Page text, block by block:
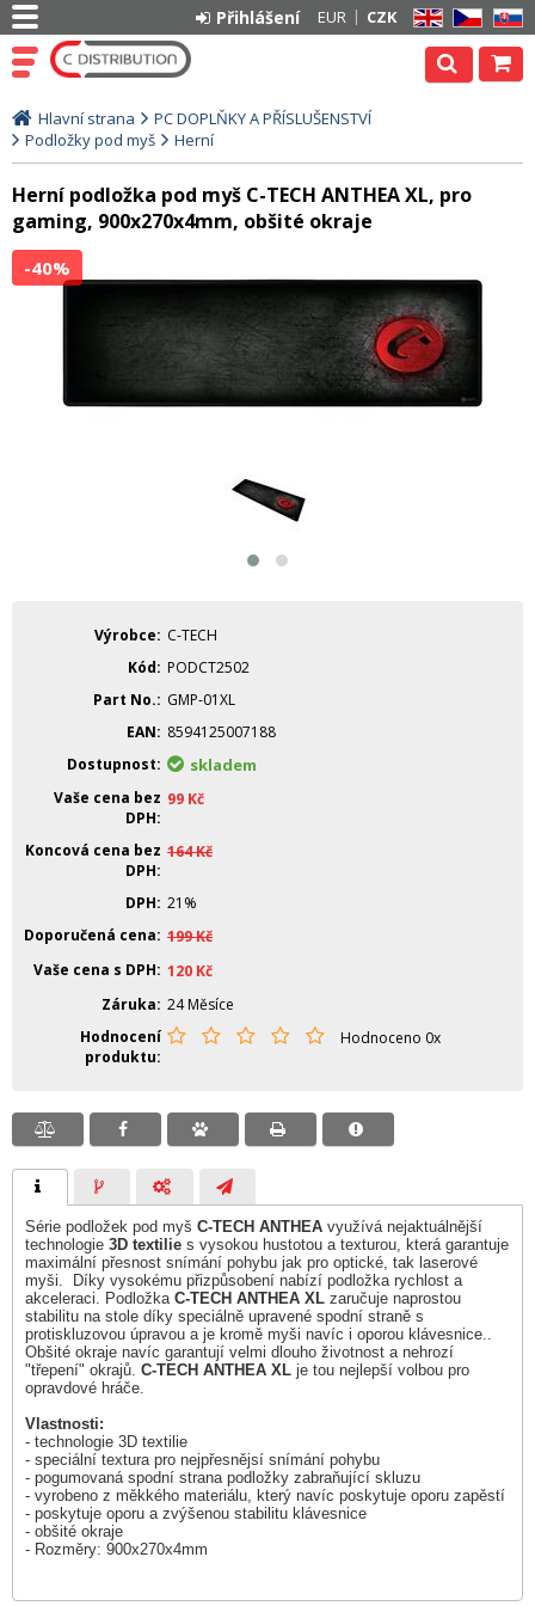
EN CZ SK
EUR CZK
Přihlášení
Hlavní strana
PC DOPLŇKY A PŘÍSLUŠENSTVÍ
Podložky pod myš
Herní
Herní podložka pod myš C-TECH ANTHEA XL, pro
gaming, 900x270x4mm, obšité okraje
-40%
Výrobce
C-TECH
Kód
PODCT2502
Part No.
GMP-01XL
EAN
8594125007188
Dostupnost
skladem
Vaše cena bez
DPH
99 Kč
Koncová cena bez
DPH
164Kč
DPH 21%
Doporučená cena 199Kč
Vaše cena s DPH 120 Kč
Záruka 24 Měsíce
Hodnocení
produktu
Hodnoceno 0x
Série podložek pod myš C-TECH ANTHEA využívá nejaktuálnější
technologie 3D textilie s vysokou hustotou a texturou, která garantuje
maximální přesnost snímání pohybu jak pro optické, tak laserové
myši. Díky vysokému přizpůsobení nabízí podložka rychlost a
akceleraci. Podložka C-TECH ANTHEA XL zaručuje naprostou
stabilitu na stole díky speciálně upravené spodní straně s
protiskluzovou úpravou a je kromě myši navíc i oporou klávesnice..
Obšité okraje navíc garantují velmi dlouho životnost a nehrozí
"třepení" okrajů. C-TECH ANTHEA XL je tou nejlepší volbou pro
opravdové hráče.
Vlastnosti:
- technologie 3D textilie
- speciální textura pro nejpřesnějsí snímání pohybu
- pogumovaná spodní strana podložky zabraňující skluzu
- vyrobeno z měkkého materiálu, který navíc poskytuje oporu zapěstí
- poskytuje oporu a zvýšenou stabilitu klávesnice
- obšité okraje
- Rozměry: 900x270x4mm